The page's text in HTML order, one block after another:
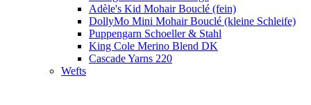
Adèle's Kid Mohair Bouclé (fein)
DollyMo Mini Mohair Bouclé (kleine Schleife)
Puppengarn Schoeller & Stahl
King Cole Merino Blend DK
Cascade Yarns 220
Wefts